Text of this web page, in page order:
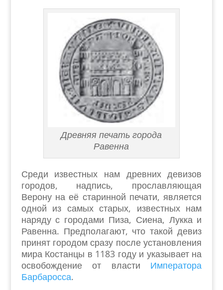
Древняя печать города
Равенна
Среди известных нам древних девизов
городов, надпись, прославляющая
Верону на её старинной печати, является
одной из самых старых, известных нам
наряду с городами Пиза, Сиена, Лукка и
Равенна. Предполагают, что такой девиз
принят городом сразу после установления
мира Костанцы в 1183 году и указывает на
освобождение от власти Императора
Барбаросса.